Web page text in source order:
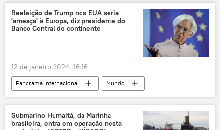
OTAN
Ucrânia
Estados Unidos
Vladimir Zelensky
YouTube
Organização do Tratado do Atlântico Norte
EUA
tortura jornalista
Reeleição de Trump nos EUA seria
'ameaça' à Europa, diz presidente do
Banco Central do continente
12 de janeiro 2024, 16:16
Panorama internacional
Mundo
Donald Trump
Banco Central Europeu
BCE
EUA France 2
OTAN
Christine Lagarde
Europa
Submarino Humaitá, da Marinha
brasileira, entra em operação nesta